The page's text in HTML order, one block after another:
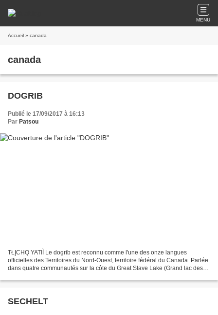
MENU
Accueil » canada
canada
DOGRIB
Publié le 17/09/2017 à 16:13
Par Patsou
TŁĮCHǪ YATIÌ Le dogrib est reconnu comme l'une des onze langues
officielles des Territoires du Nord-Ouest, territoire fédéral du Canada. Parlée
dans quatre communautés sur la côte du Great Slave Lake (Grand lac des
SECHELT